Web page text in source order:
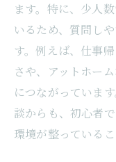
ます。特に、少人
いるため、質問し
す。例えば、仕事
さや、アットホー
につながっていま
談からも、初心者
環境が整っているこ